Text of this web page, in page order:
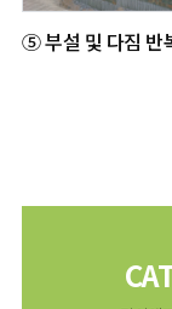
⑤ 부설 및 다짐 반